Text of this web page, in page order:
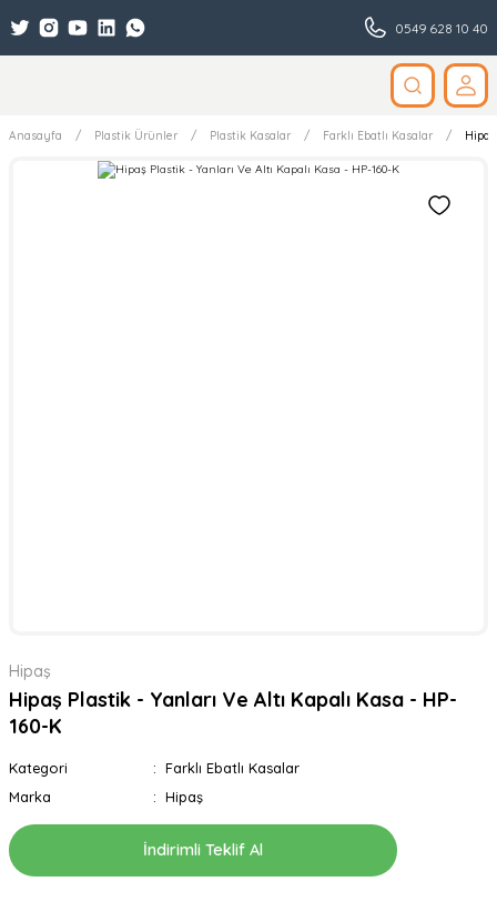
0549 628 10 40
Anasayfa Plastik Ürünler Plastik Kasalar Farklı Ebatlı Kasalar
Hipaş
Hipaş Plastik - Yanları Ve Altı Kapalı Kasa - HP-
160-K
Kategori
Farklı Ebatlı Kasalar
Marka
Hipaş
İndirimli Teklif Al